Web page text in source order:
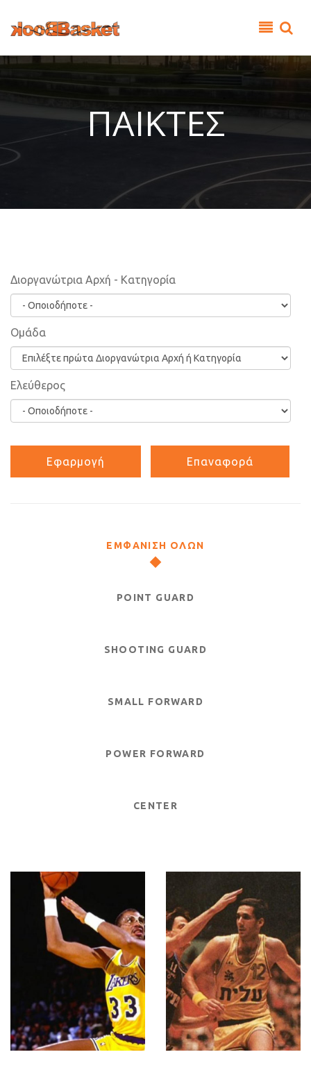
ΠΑΙΚΤΕΣ
Διοργανώτρια Αρχή - Κατηγορία
Ομάδα
Ελεύθερος
ΕΜΦΑΝΙΣΗ ΟΛΩΝ
POINT GUARD
SHOOTING GUARD
SMALL FORWARD
POWER FORWARD
CENTER